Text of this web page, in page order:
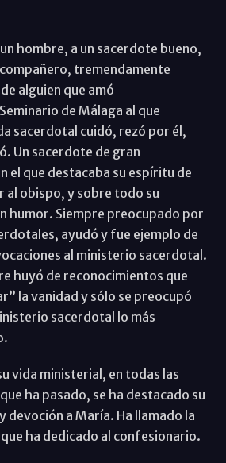
hombre, a un sacerdote bueno,
tremendamente
alguien que amó
de Málaga al que
sacerdotal cuidó, rezó por él,
Un sacerdote de gran
el que destacaba su espíritu de
al obispo, y sobre todo su
humor. Siempre preocupado por
ayudó y fue ejemplo de
al ministerio sacerdotal.
huyó de reconocimientos que
la vanidad y sólo se preocupó
sacerdotal lo más
vida ministerial, en todas las
ha pasado, se ha destacado su
devoción a María. Ha llamado la
ha dedicado al confesionario.